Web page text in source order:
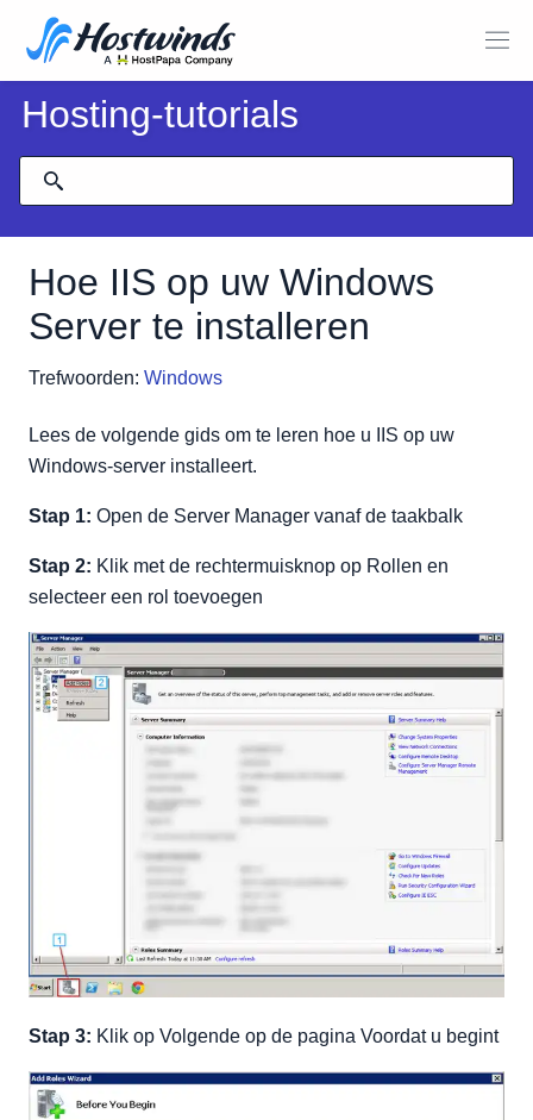
Hosting-tutorials
Hoe IIS op uw Windows
Server te installeren
Trefwoorden: Windows
Lees de volgende gids om te leren hoe u IIS op uw
Windows-server installeert.
Stap 1: Open de Server Manager vanaf de taakbalk
Stap 2: Klik met de rechtermuisknop op Rollen en
selecteer een rol toevoegen
Stap 3: Klik op Volgende op de pagina Voordat u begint